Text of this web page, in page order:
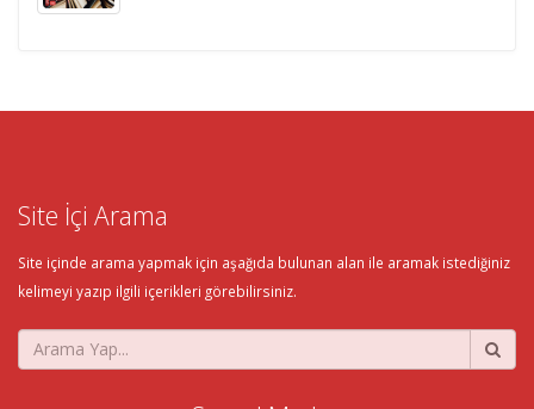
Site İçi Arama
Site içinde arama yapmak için aşağıda bulunan alan ile aramak istediğiniz
kelimeyi yazıp ilgili içerikleri görebilirsiniz.